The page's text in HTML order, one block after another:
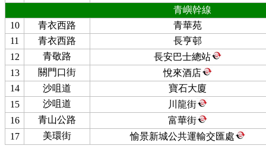
青嶼幹線
10
青衣西路
青華苑
11
青衣西路
長亨邨
12
青敬路
長安巴士總站
13
關門口街
悅來酒店
14
沙咀道
寶石大廈
15
沙咀道
川龍街
16
青山公路
富華街
17
美環街 愉景新城公共運輸交匯處